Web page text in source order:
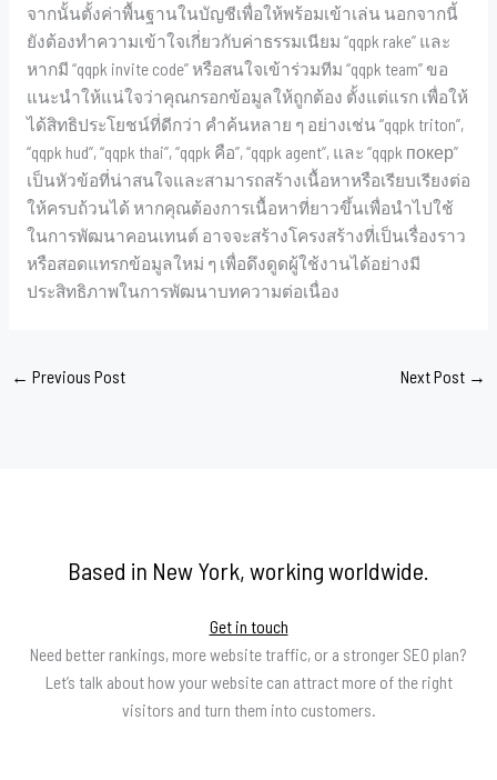
จากนั้นตั้งค่าพื้นฐานในบัญชีเพื่อให้พร้อมเข้าเล่น นอกจากนี้
ยังต้องทำความเข้าใจเกี่ยวกับค่าธรรมเนียม “qqpk rake” และ
หากมี “qqpk invite code” หรือสนใจเข้าร่วมทีม “qqpk team” ขอ
แนะนำให้แน่ใจว่าคุณกรอกข้อมูลให้ถูกต้อง ตั้งแต่แรก เพื่อให้
ได้สิทธิประโยชน์ที่ดีกว่า คำค้นหลาย ๆ อย่างเช่น “qqpk triton”,
“qqpk hud”, “qqpk thai”, “qqpk คือ”, “qqpk agent”, และ “qqpk покер”
เป็นหัวข้อที่น่าสนใจและสามารถสร้างเนื้อหาหรือเรียบเรียงต่อ
ให้ครบถ้วนได้ หากคุณต้องการเนื้อหาที่ยาวขึ้นเพื่อนำไปใช้
ในการพัฒนาคอนเทนต์ อาจจะสร้างโครงสร้างที่เป็นเรื่องราว
หรือสอดแทรกข้อมูลใหม่ ๆ เพื่อดึงดูดผู้ใช้งานได้อย่างมี
ประสิทธิภาพในการพัฒนาบทความต่อเนื่อง
← Previous Post Next Post →
Based in New York, working worldwide.
Get in touch
Need better rankings, more website traffic, or a stronger SEO plan?
Let’s talk about how your website can attract more of the right
visitors and turn them into customers.